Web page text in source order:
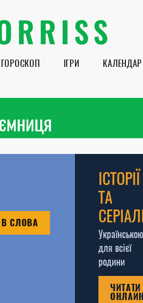
ГОРОСКОП ІГРИ КАЛЕНДАР
В СЛОВА
ІСТОРІЇ
ТА
Українською
для всієї
родини
ЧИТАТИ
ОНЛАЙН